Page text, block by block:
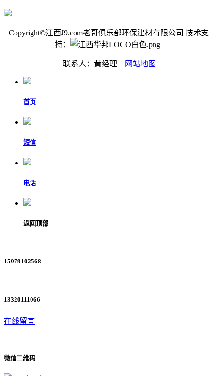
Copyright©江西J9.com老哥俱乐部环保建材有限公司 技术支
持：
联系人：黄经理 网站地图
首页
短信
电话
返回顶部
15979102568
13320111066
在线留言
微信二维码